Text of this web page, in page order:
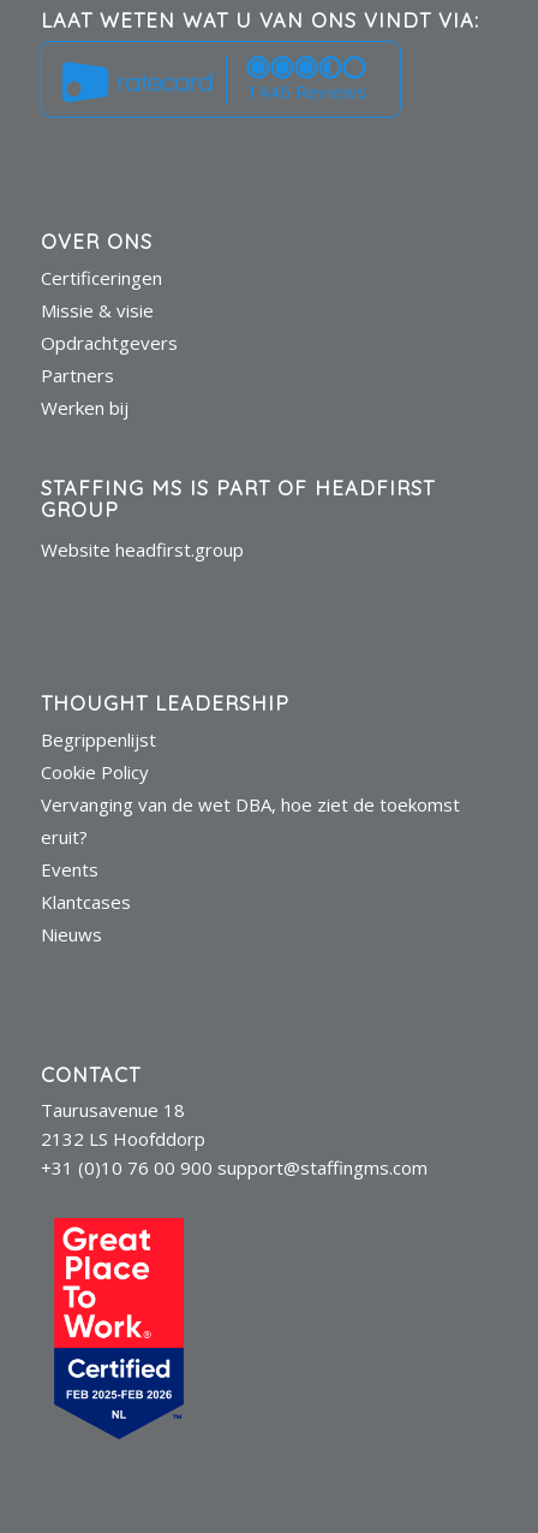
LAAT WETEN WAT U VAN ONS VINDT VIA:
1446 Reviews
OVER ONS
Certificeringen
Missie & visie
Opdrachtgevers
Partners
Werken bij
STAFFING MS IS PART OF HEADFIRST
GROUP
Website headfirst.group
THOUGHT LEADERSHIP
Begrippenlijst
Cookie Policy
Vervanging van de wet DBA, hoe ziet de toekomst
eruit?
Events
Klantcases
Nieuws
CONTACT
Taurusavenue 18
2132 LS Hoofddorp
+31 (0)10 76 00 900 support@staffingms.com